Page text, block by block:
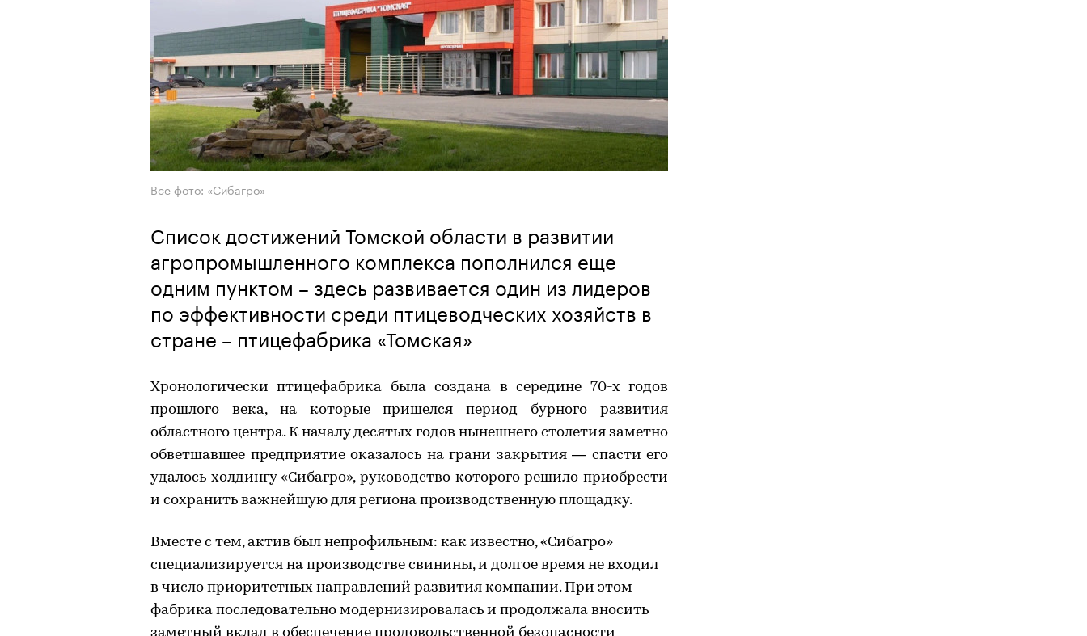
Все фото: «Сибагро»
Список достижений Томской области в развитии
агропромышленного комплекса пополнился еще
одним пунктом – здесь развивается один из лидеров
по эффективности среди птицеводческих хозяйств в
стране – птицефабрика «Томская»
Хронологически птицефабрика была создана в середине 70-х годов
прошлого века, на которые пришелся период бурного развития
областного центра. К началу десятых годов нынешнего столетия заметно
обветшавшее предприятие оказалось на грани закрытия — спасти его
удалось холдингу «Сибагро», руководство которого решило приобрести
и сохранить важнейшую для региона производственную площадку.
Вместе с тем, актив был непрофильным: как известно, «Сибагро»
специализируется на производстве свинины, и долгое время не входил
в число приоритетных направлений развития компании. При этом
фабрика последовательно модернизировалась и продолжала вносить